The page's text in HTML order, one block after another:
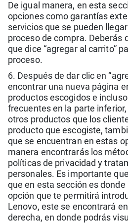
De igual manera, en esta
opciones como garantías
servicios que se pueden
proceso de compra. Deberás
que dice “agregar al carrito”
proceso.
6. Después de dar clic en
encontrar una nueva página
productos escogidos e
frecuentes en la parte
otros productos que los
producto que escogiste,
que se encuentran en estas
manera encontrarás los
políticas de privacidad y
personales. Es importante
que en esta sección es
opción que te permitirá
Lenovo, este se encontrará
derecha, en donde podrás